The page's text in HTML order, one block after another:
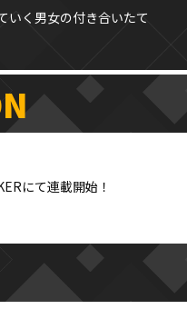
いく男女の付き合いたて
にて連載開始！